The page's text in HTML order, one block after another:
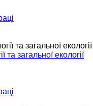
та загальної екології